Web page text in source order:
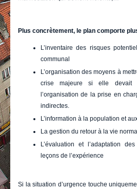
Plus concrètement, le plan comporte
L’inventaire des risques
communal
L’organisation des moyens à
crise majeure si elle devait
l’organisation de la prise en
indirectes.
L’information à la population et
La gestion du retour à la vie
L’évaluation et l’adaptation
leçons de l’expérience
Si la situation d’urgence touche